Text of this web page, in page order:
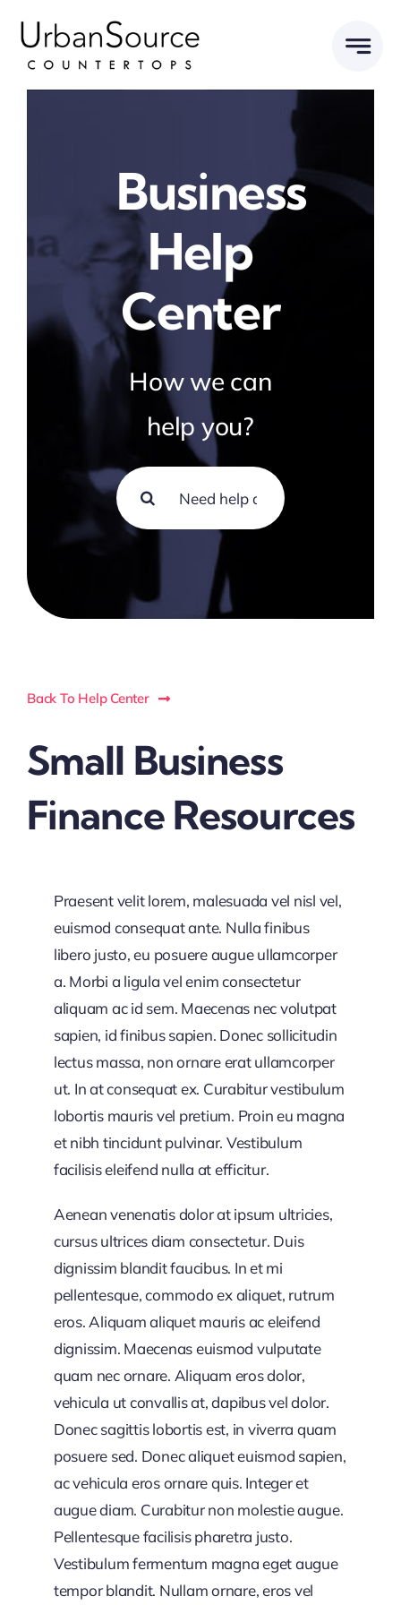
content
Business
Help
Center
How we can
help you?
Search
for:
Back To Help Center
Small Business
Finance Resources
Praesent velit lorem, malesuada vel nisl vel,
euismod consequat ante. Nulla finibus
libero justo, eu posuere augue ullamcorper
a. Morbi a ligula vel enim consectetur
aliquam ac id sem. Maecenas nec volutpat
sapien, id finibus sapien. Donec sollicitudin
lectus massa, non ornare erat ullamcorper
ut. In at consequat ex. Curabitur vestibulum
lobortis mauris vel pretium. Proin eu magna
et nibh tincidunt pulvinar. Vestibulum
facilisis eleifend nulla at efficitur.
Aenean venenatis dolor at ipsum ultricies,
cursus ultrices diam consectetur. Duis
dignissim blandit faucibus. In et mi
pellentesque, commodo ex aliquet, rutrum
eros. Aliquam aliquet mauris ac eleifend
dignissim. Maecenas euismod vulputate
quam nec ornare. Aliquam eros dolor,
vehicula ut convallis at, dapibus vel dolor.
Donec sagittis lobortis est, in viverra quam
posuere sed. Donec aliquet euismod sapien,
ac vehicula eros ornare quis. Integer et
augue diam. Curabitur non molestie augue.
Pellentesque facilisis pharetra justo.
Vestibulum fermentum magna eget augue
tempor blandit. Nullam ornare, eros vel